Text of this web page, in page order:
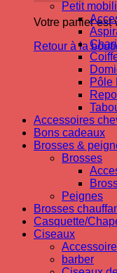
Votre panier est
Retour à la
Petit
Pôle
Accessoires
Bons cadeaux
Brosses &
Brosses
Peignes
Brosses
Casquette/
Ciseaux
barber